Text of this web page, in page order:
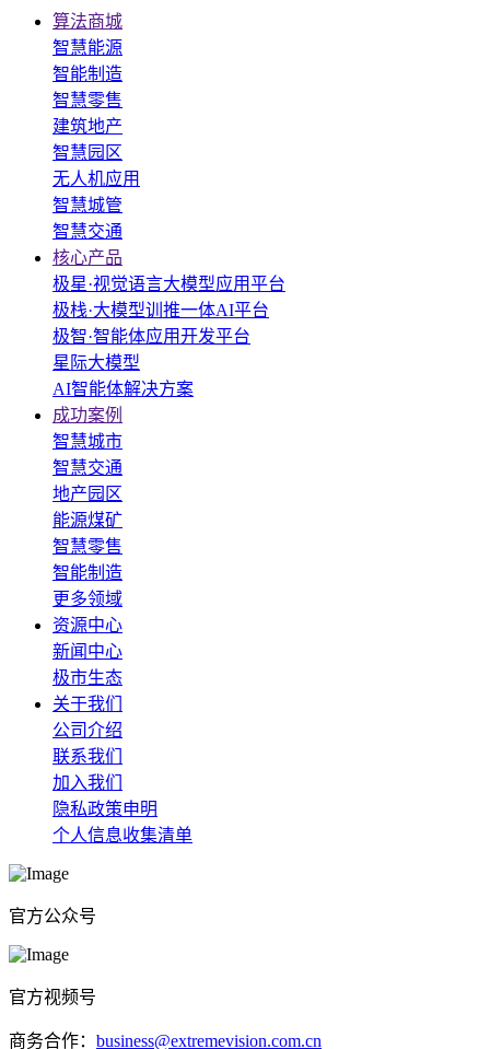
算法商城
智慧能源
智能制造
智慧零售
建筑地产
智慧园区
无人机应用
智慧城管
智慧交通
核心产品
极星·视觉语言大模型应用平台
极栈·大模型训推一体AI平台
极智·智能体应用开发平台
星际大模型
AI智能体解决方案
成功案例
智慧城市
智慧交通
地产园区
能源煤矿
智慧零售
智能制造
更多领域
资源中心
新闻中心
极市生态
关于我们
公司介绍
联系我们
加入我们
隐私政策申明
个人信息收集清单
官方公众号
官方视频号
商务合作： business@extremevision.com.cn